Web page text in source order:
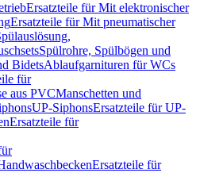
Ersatzteile für Mit elektronischer
Ersatzteile für Mit pneumatischer
Spülrohre, Spülbögen und
BidetsAblaufgarnituren für WCs
für
aus PVCManschetten und
UP-SiphonsErsatzteile für UP-
Ersatzteile für
Ersatzteile für